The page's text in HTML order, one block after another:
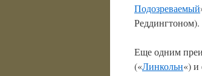
Подозреваемый
Реддингтоном).
Еще одним
(«Линкольн«) и